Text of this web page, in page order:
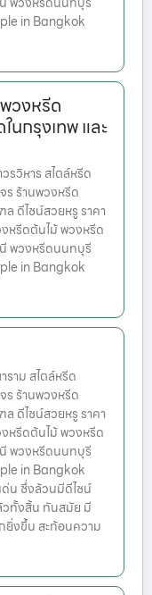
in Bangkok
วงหรีด
นกรุงเทพ และ
วิหาร สไตล์หรีด
ร ร้านพวงหรีด
ดีไซน์สวยหรู ราคา
หรีดต้นไม้ พวงหรีด
พวงหรีดนนทบุรี
in Bangkok
าม สไตล์หรีด
ร ร้านพวงหรีด
ดีไซน์สวยหรู ราคา
หรีดต้นไม้ พวงหรีด
พวงหรีดนนทบุรี
in Bangkok
ด่น ซึ่งล้วนมีดีไซน์
วทั้งสิ้น ทันสมัย มี
ยิ่งขึ้น สะท้อนความ